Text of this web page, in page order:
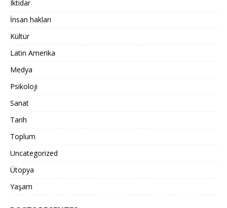
Iktidar
İnsan hakları
Kültür
Latin Amerika
Medya
Psikoloji
Sanat
Tarih
Toplum
Uncategorized
Ütopya
Yaşam